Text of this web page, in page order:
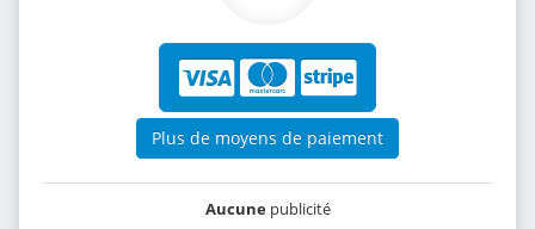
Plus de moyens de paiement
Aucunepublicité